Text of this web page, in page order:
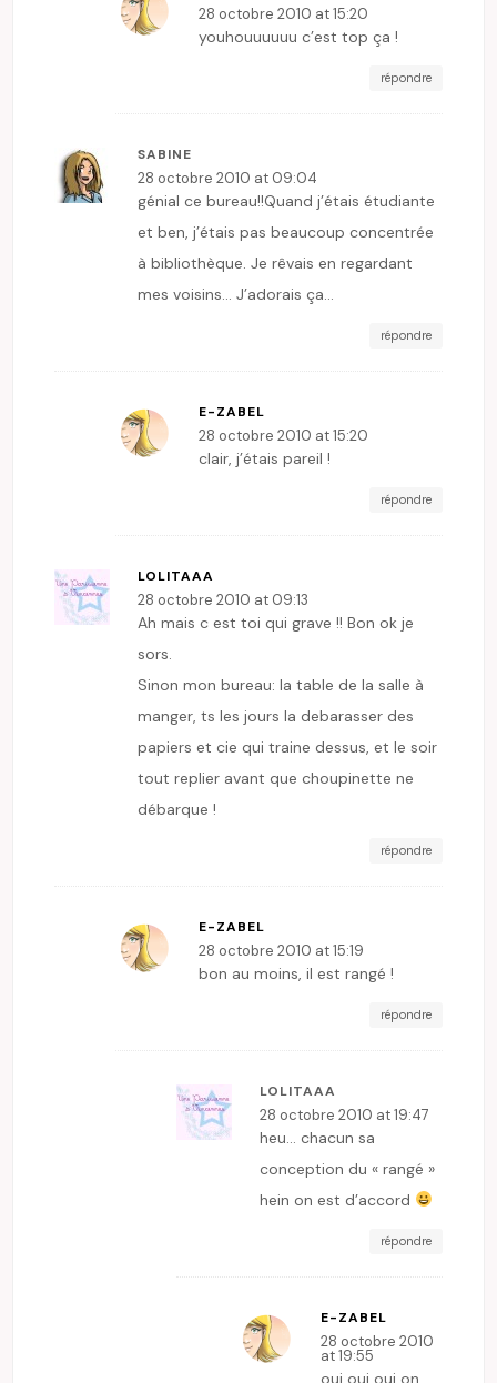
28 octobre 2010 at 15:20
youhouuuuuu c’est top ça !
répondre
SABINE
28 octobre 2010 at 09:04
génial ce bureau!!Quand j’étais étudiante
et ben, j’étais pas beaucoup concentrée
à bibliothèque. Je rêvais en regardant
mes voisins… J’adorais ça…
répondre
E-ZABEL
28 octobre 2010 at 15:20
clair, j’étais pareil !
répondre
LOLITAAA
28 octobre 2010 at 09:13
Ah mais c est toi qui grave !! Bon ok je
sors.
Sinon mon bureau: la table de la salle à
manger, ts les jours la debarasser des
papiers et cie qui traine dessus, et le soir
tout replier avant que choupinette ne
débarque !
répondre
E-ZABEL
28 octobre 2010 at 15:19
bon au moins, il est rangé !
répondre
LOLITAAA
28 octobre 2010 at 19:47
heu… chacun sa
conception du « rangé »
hein on est d’accord
répondre
E-ZABEL
28 octobre 2010
at 19:55
oui oui oui on